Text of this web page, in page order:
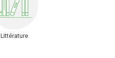
Littérature